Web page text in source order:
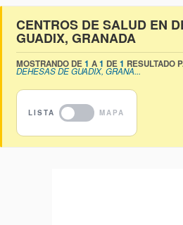
CENTROS DE SALUD EN
GUADIX, GRANADA
MOSTRANDO DE1 A1 DE1 RESULTADO
DEHESAS DE GUADIX, GRANA...